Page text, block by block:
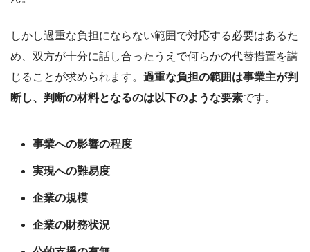
しかし過重な負担にならない範囲で対応する必要はあるた
め、双方が十分に話し合ったうえで何らかの代替措置を講
じることが求められます。 過重な負担の範囲は事業主が判
断し、判断の材料となるのは以下のような要素です。
事業への影響の程度
実現への難易度
企業の規模
企業の財務状況